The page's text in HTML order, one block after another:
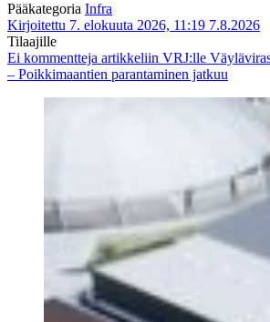
Pääkategoria Infra
Kirjoitettu 7. elokuuta 2026, 11:19 7.8.2026
Tilaajille
Ei kommentteja artikkeliin VRJ:lle
– Poikkimaantien parantaminen jatkuu